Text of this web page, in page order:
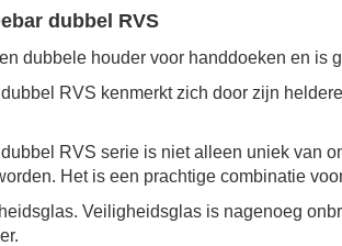
dubbel RVS
dubbele houder voor handdoeken en is
RVS kenmerkt zich door zijn
RVS serie is niet alleen uniek van
Het is een prachtige combinatie
Veiligheidsglas is nagenoeg